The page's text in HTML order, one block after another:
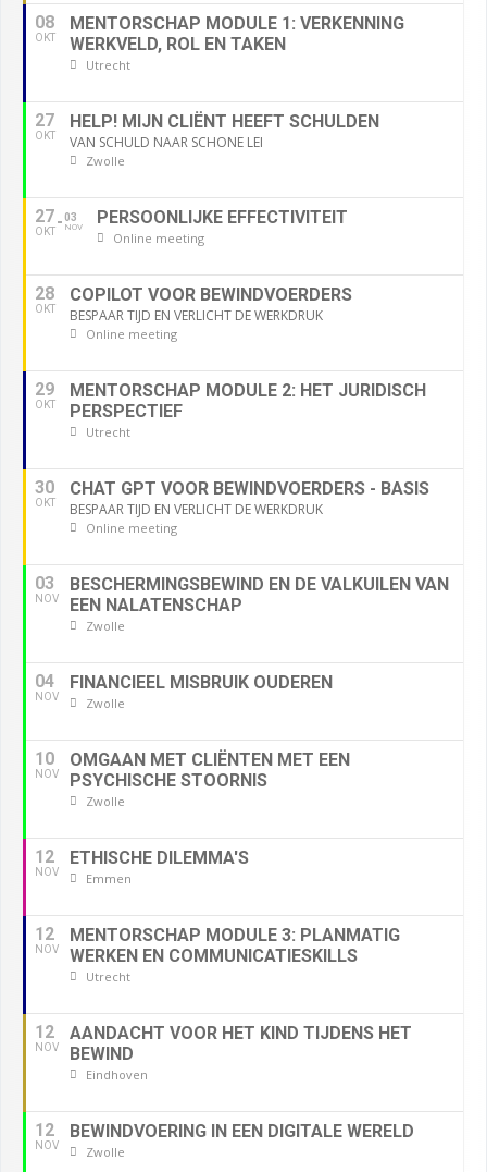
08
OKT
MENTORSCHAP MODULE 1: VERKENNING
WERKVELD, ROL EN TAKEN
Utrecht
27
OKT
HELP! MIJN CLIËNT HEEFT SCHULDEN
VAN SCHULD NAAR SCHONE LEI
Zwolle
27
OKT
03
NOV PERSOONLIJKE EFFECTIVITEIT
Online meeting
28
OKT
COPILOT VOOR BEWINDVOERDERS
BESPAAR TIJD EN VERLICHT DE WERKDRUK
Online meeting
29
OKT
MENTORSCHAP MODULE 2: HET JURIDISCH
PERSPECTIEF
Utrecht
30
OKT
CHAT GPT VOOR BEWINDVOERDERS - BASIS
BESPAAR TIJD EN VERLICHT DE WERKDRUK
Online meeting
03
NOV
BESCHERMINGSBEWIND EN DE VALKUILEN VAN
EEN NALATENSCHAP
Zwolle
04
NOV
FINANCIEEL MISBRUIK OUDEREN
Zwolle
10
NOV
OMGAAN MET CLIËNTEN MET EEN
PSYCHISCHE STOORNIS
Zwolle
12
NOV
ETHISCHE DILEMMA'S
Emmen
12
NOV
MENTORSCHAP MODULE 3: PLANMATIG
WERKEN EN COMMUNICATIESKILLS
Utrecht
12
NOV
AANDACHT VOOR HET KIND TIJDENS HET
BEWIND
Eindhoven
12
NOV
BEWINDVOERING IN EEN DIGITALE WERELD
Zwolle